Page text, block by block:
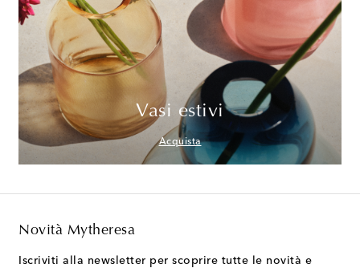
Vasi estivi
Acquista
Novità Mytheresa
Iscriviti alla newsletter per scoprire tutte le novità e